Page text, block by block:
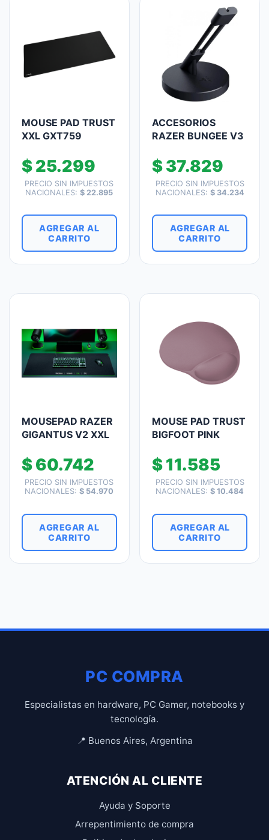
MOUSE PAD TRUST
XXL GXT759
$25.299
PRECIO SIN IMPUESTOS
NACIONALES:$ 22.895
AGREGAR AL
CARRITO
ACCESORIOS
RAZER BUNGEE V3
$37.829
PRECIO SIN IMPUESTOS
NACIONALES: $34.234
AGREGAR AL
CARRITO
MOUSEPAD RAZER
GIGANTUS V2 XXL
$60.742
PRECIO SIN IMPUESTOS
NACIONALES:$ 54.970
AGREGAR AL
CARRITO
MOUSE PAD TRUST
BIGFOOT PINK
$11.585
PRECIO SIN IMPUESTOS
NACIONALES:$ 10.484
AGREGAR AL
CARRITO
PC COMPRA
Especialistas en hardware, PC Gamer, notebooks y
tecnología.
📍 Buenos Aires, Argentina
ATENCIÓN AL CLIENTE
Ayuda y Soporte
Arrepentimiento de compra